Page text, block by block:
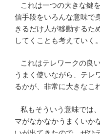
これは一つの大きな鍵
信手段をいろんな意味で
きるだけ人が移動するた
してくことも考えていく。
これはテレワークの良
うまく使いながら、テレ
るかが、非常に大きなこ
私もそういう意味では
マがなかなかうまくいか